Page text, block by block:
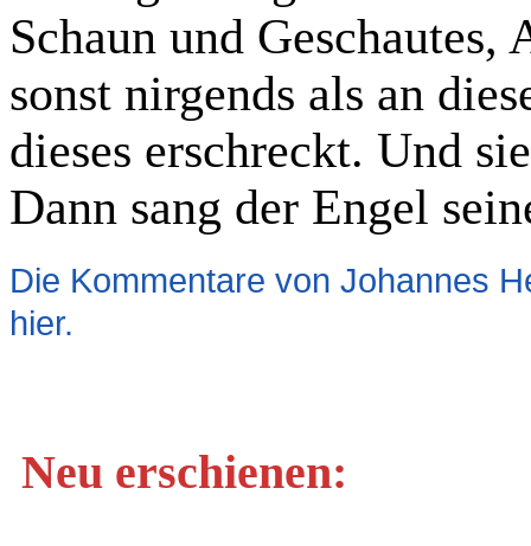
Schaun und Geschautes,
sonst nirgends als an
dieses erschreckt. Und
Dann sang der Engel
Die Kommentare von Johannes
hier.
Neu erschienen: